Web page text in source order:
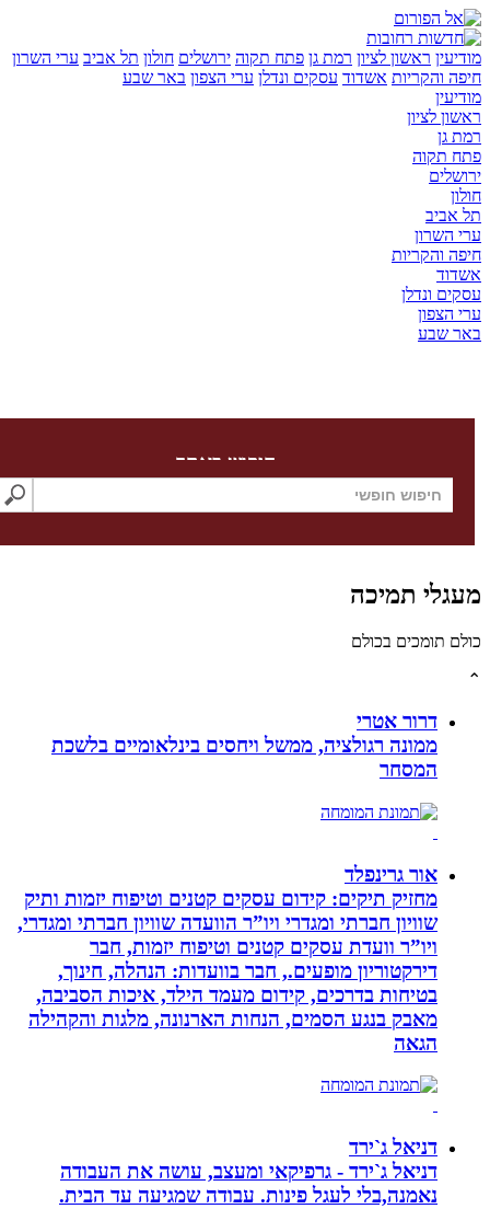
ראשון לציון רמת גן פתח תקוה ירושלים חולון תל אביב ערי השרון
והקריות אשדוד עסקים ונדלן ערי הצפון באר שבע
לציון
גן
תקוה
אביב
השרון
והקריות
ונדלן
הצפון
שבע
חיפוש באתר
תמיכה
תומכים בכולם
דרור אטרי
ממונה רגולציה, ממשל ויחסים בינלאומיים בלשכת
המסחר
אור גרינפלד
מחזיק תיקים: קידום עסקים קטנים וטיפוח יזמות ותיק
שוויון חברתי ומגדרי ויו”ר הוועדה שוויון חברתי ומגדרי,
ויו”ר וועדת עסקים קטנים וטיפוח יזמות, חבר
דירקטוריון מופעים., חבר בוועדות: הנהלה, חינוך,
בטיחות בדרכים, קידום מעמד הילד, איכות הסביבה,
מאבק בנגע הסמים, הנחות הארנונה, מלגות והקהילה
הגאה
דניאל ג`ירד
דניאל ג`ירד - גרפיקאי ומעצב, עושה את העבודה
נאמנה,בלי לעגל פינות. עבודה שמגיעה עד הבית.